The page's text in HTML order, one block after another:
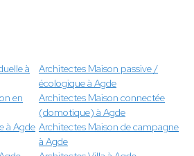
à
Architectes Maison passive /
écologique à Agde
en
Architectes Maison connectée
(domotique) à Agde
à Agde Architectes Maison de campagne
à Agde